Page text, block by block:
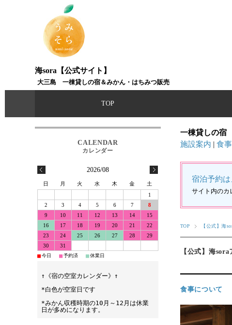
海sora【公式サイト】
大三島 一棟貸しの宿＆みかん・はちみつ販売
TOP
一棟貸しの宿
施設案内 | 食事
宿泊予約
サイト内の
TOP 【公式】海
【公式】海
食事について
2026/08
日 月 火 水 木 金
土
1
2
3 4 5 6 7
8
9
10 11 12 13 14
15
16
17 18 19 20 21
22
23
24 25 26 27 28
29
30
31
■今日 ■予約済 ■休業日
↑《宿の空室カレンダー》↑
*白色が空室日です
*みかん収穫時期の10月～12月は休業
日が多めになります。